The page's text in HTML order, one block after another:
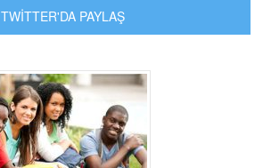
TWİTTER'DA PAYLAŞ